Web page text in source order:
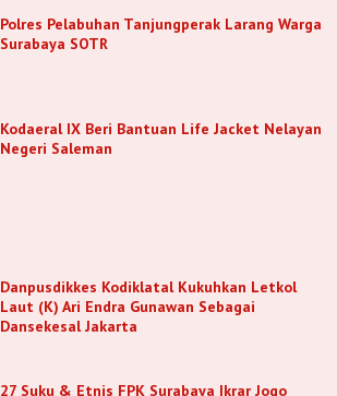
Polres Pelabuhan Tanjungperak Larang Warga
Surabaya SOTR
Kodaeral IX Beri Bantuan Life Jacket Nelayan
Negeri Saleman
Danpusdikkes Kodiklatal Kukuhkan Letkol
Laut (K) Ari Endra Gunawan Sebagai
Dansekesal Jakarta
27 Suku & Etnis FPK Surabaya Ikrar Jogo